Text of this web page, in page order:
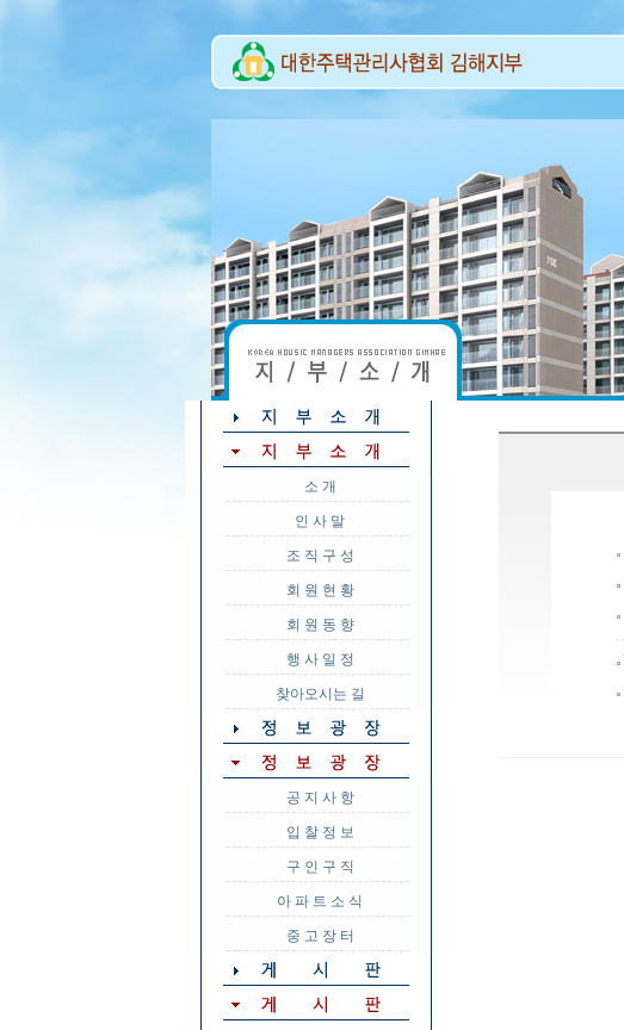
소 개
인 사 말
조 직 구 성
회 원 현 황
회 원 동 향
행 사 일 정
찾아오시는 길
공 지 사 항
입 찰 정 보
구 인 구 직
아 파 트 소 식
중 고 장 터